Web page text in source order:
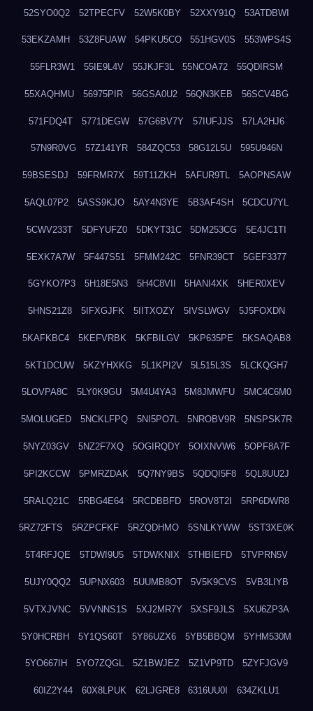
52SYO0Q2 52TPECFV 52W5K0BY 52XXY91Q 53ATDBWI
53EKZAMH 53Z8FUAW 54PKU5CO 551HGV0S 553WPS4S
55FLR3W1 55IE9L4V 55JKJF3L 55NCOA72 55QDIRSM
55XAQHMU 56975PIR 56GSA0U2 56QN3KEB 56SCV4BG
571FDQ4T 5771DEGW 57G6BV7Y 57IUFJJS 57LA2HJ6
57N9R0VG 57Z141YR 584ZQC53 58G12L5U 595U946N
59BSESDJ 59FRMR7X 59T11ZKH 5AFUR9TL 5AOPNSAW
5AQL07P2 5ASS9KJO 5AY4N3YE 5B3AF4SH 5CDCU7YL
5CWV233T 5DFYUFZ0 5DKYT31C 5DM253CG 5E4JC1TI
5EXK7A7W 5F447S51 5FMM242C 5FNR39CT 5GEF3377
5GYKO7P3 5H18E5N3 5H4C8VII 5HANI4XK 5HER0XEV
5HNS21Z8 5IFXGJFK 5IITXOZY 5IVSLWGV 5J5FOXDN
5KAFKBC4 5KEFVRBK 5KFBILGV 5KP635PE 5KSAQAB8
5KT1DCUW 5KZYHXKG 5L1KPI2V 5L515L3S 5LCKQGH7
5LOVPA8C 5LY0K9GU 5M4U4YA3 5M8JMWFU 5MC4C6M0
5MOLUGED 5NCKLFPQ 5NI5PO7L 5NROBV9R 5NSPSK7R
5NYZ03GV 5NZ2F7XQ 5OGIRQDY 5OIXNVW6 5OPF8A7F
5PI2KCCW 5PMRZDAK 5Q7NY9BS 5QDQI5F8 5QL8UU2J
5RALQ21C 5RBG4E64 5RCDBBFD 5ROV8T2I 5RP6DWR8
5RZ72FTS 5RZPCFKF 5RZQDHMO 5SNLKYWW 5ST3XE0K
5T4RFJQE 5TDWI9U5 5TDWKNIX 5THBIEFD 5TVPRN5V
5UJY0QQ2 5UPNX603 5UUMB8OT 5V5K9CVS 5VB3LIYB
5VTXJVNC 5VVNNS1S 5XJ2MR7Y 5XSF9JLS 5XU6ZP3A
5Y0HCRBH 5Y1QS60T 5Y86UZX6 5YB5BBQM 5YHM530M
5YO667IH 5YO7ZQGL 5Z1BWJEZ 5Z1VP9TD 5ZYFJGV9
60IZ2Y44 60X8LPUK 62LJGRE8 6316UU0I 634ZKLU1